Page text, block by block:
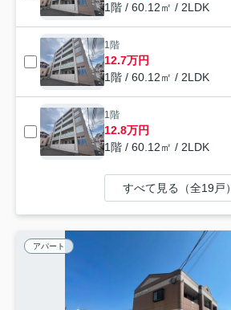
1階 / 60.12㎡ / 2LDK
1階
12.7万円
1階 / 60.12㎡ / 2LDK
1階
12.8万円
1階 / 60.12㎡ / 2LDK
すべて見る（全19戸）
アパート